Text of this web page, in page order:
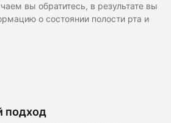
вы обратитесь, в результате вы
о состоянии полости рта и
подход